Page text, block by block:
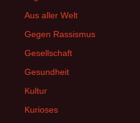
Aus aller Welt
Gegen Rassismus
Gesellschaft
Gesundheit
Kultur
Kurioses